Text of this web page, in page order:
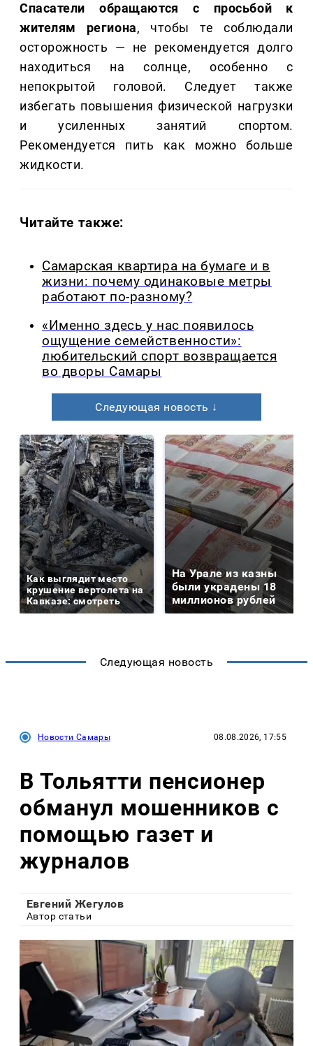
Спасатели обращаются с просьбой к
жителям региона, чтобы те соблюдали
осторожность — не рекомендуется долго
находиться на солнце, особенно с
непокрытой головой. Следует также
избегать повышения физической нагрузки
и усиленных занятий спортом.
Рекомендуется пить как можно больше
жидкости.
Читайте также:
Самарская квартира на бумаге и в
жизни: почему одинаковые метры
работают по-разному?
«Именно здесь у нас появилось
ощущение семейственности»:
любительский спорт возвращается
во дворы Самары
Следующая новость ↓
Как выглядит место
крушение вертолета на
Кавказе: смотреть
На Урале из казны
были украдены 18
миллионов рублей
Следующая новость
Новости Самары 08.08.2026, 17:55
В Тольятти пенсионер
обманул мошенников с
помощью газет и
журналов
Евгений Жегулов
Автор статьи